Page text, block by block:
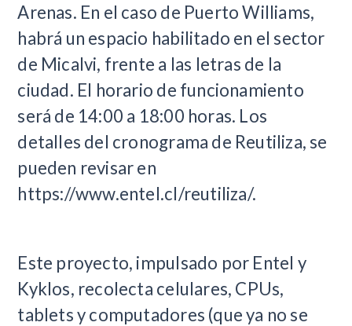
Arenas. En el caso de Puerto Williams,
habrá un espacio habilitado en el sector
de Micalvi, frente a las letras de la
ciudad. El horario de funcionamiento
será de 14:00 a 18:00 horas. Los
detalles del cronograma de Reutiliza, se
pueden revisar en
https://www.entel.cl/reutiliza/.
Este proyecto, impulsado por Entel y
Kyklos, recolecta celulares, CPUs,
tablets y computadores (que ya no se